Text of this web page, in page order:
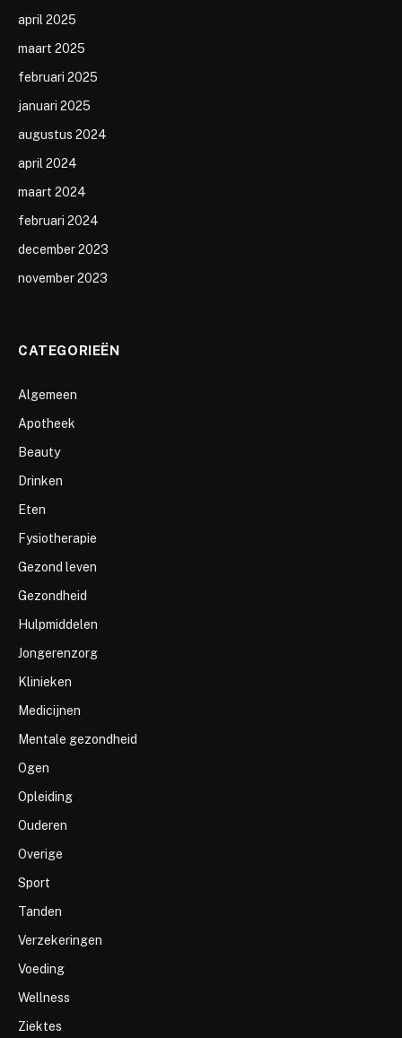
april 2025
maart 2025
februari 2025
januari 2025
augustus 2024
april 2024
maart 2024
februari 2024
december 2023
november 2023
CATEGORIEËN
Algemeen
Apotheek
Beauty
Drinken
Eten
Fysiotherapie
Gezond leven
Gezondheid
Hulpmiddelen
Jongerenzorg
Klinieken
Medicijnen
Mentale gezondheid
Ogen
Opleiding
Ouderen
Overige
Sport
Tanden
Verzekeringen
Voeding
Wellness
Ziektes